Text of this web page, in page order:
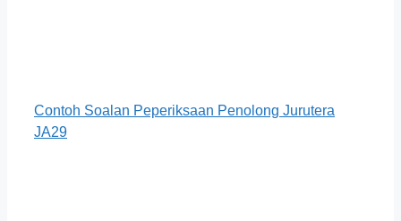
Contoh Soalan Peperiksaan Penolong Jurutera
JA29